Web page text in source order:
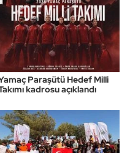
Paraşütü Hedef Milli
kadrosu açıklandı